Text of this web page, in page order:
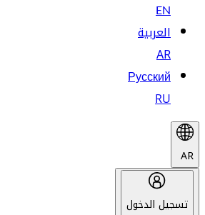
EN
العربية
AR
Русский
RU
AR
تسجيل الدخول